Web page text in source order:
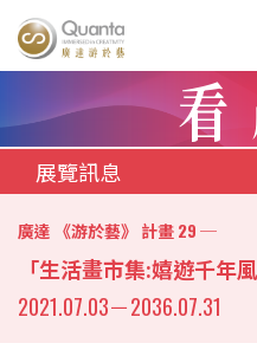
看
展覽訊息
廣達 《游於藝》 計畫 29 ─
「生活畫市集:嬉遊千年
2021.07.03－2036.07.31